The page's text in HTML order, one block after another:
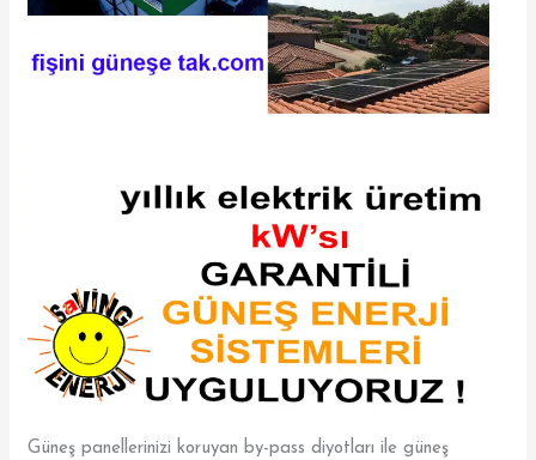
Güneş panellerinizi koruyan by-pass diyotları ile güneş